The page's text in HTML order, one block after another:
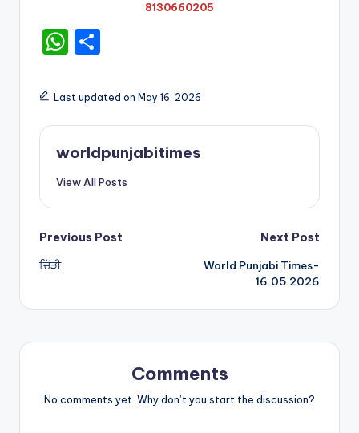
8130660205
W
a
ts
A
p
ar
e
Last updated on May 16, 2026
worldpunjabitimes
View All Posts
Post
navigation
Previous Post
ਚਿੱੜੀ
Next Post
World Punjabi Times-
16.05.2026
Comments
No comments yet. Why don’t you start the discussion?